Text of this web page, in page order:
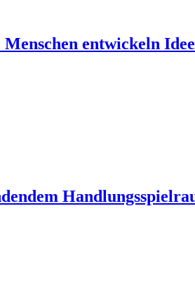
Menschen entwickeln